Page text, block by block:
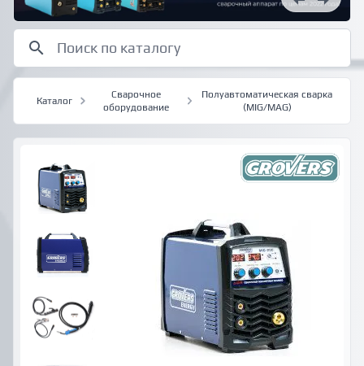
Каталог
Сварочное
оборудование
Полуавтоматическая сварка
(MIG/MAG)